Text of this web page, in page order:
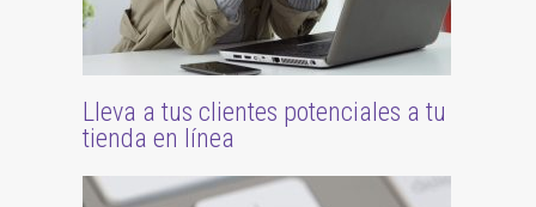
Lleva a tus clientes potenciales a tu
tienda en línea